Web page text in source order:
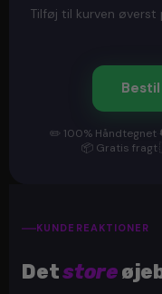
Tilføj til kurven
✏️ 100% Håndtegnet
📦 Gratis fragt
KUNDEREAKTIONER
Detstore